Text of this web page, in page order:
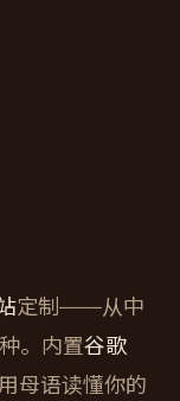
定制——从中
。内置谷歌
母语读懂你的